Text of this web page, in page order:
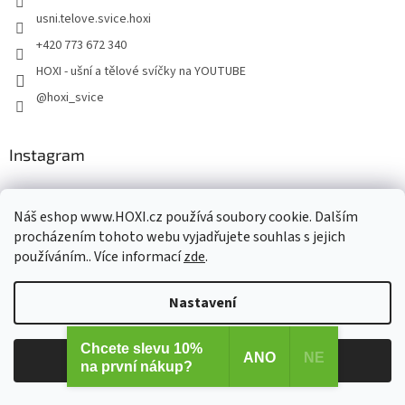
Náš eshop www.HOXI.cz používá soubory cookie. Dalším
procházením tohoto webu vyjadřujete souhlas s jejich
používáním.. Více informacízde.
Nastavení
Odmítnout Souhlasím
usni.telove.svice.hoxi
+420 773 672 340
HOXI - ušní a tělové svíčky na YOUTUBE
@hoxi_svice
Instagram
Sledovat na Instagramu
Odebírat newsletter
Chcete slevu 10%
na první nákup?
ANO NE